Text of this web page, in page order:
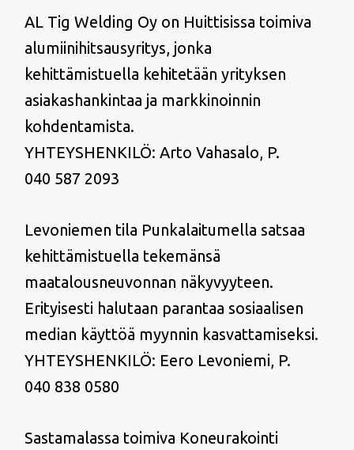
AL Tig Welding Oy on Huittisissa toimiva
alumiinihitsausyritys, jonka
kehittämistuella kehitetään yrityksen
asiakashankintaa ja markkinoinnin
kohdentamista.
YHTEYSHENKILÖ: Arto Vahasalo, P.
040 587 2093
Levoniemen tila Punkalaitumella satsaa
kehittämistuella tekemänsä
maatalousneuvonnan näkyvyyteen.
Erityisesti halutaan parantaa sosiaalisen
median käyttöä myynnin kasvattamiseksi.
YHTEYSHENKILÖ: Eero Levoniemi, P.
040 838 0580
Sastamalassa toimiva Koneurakointi